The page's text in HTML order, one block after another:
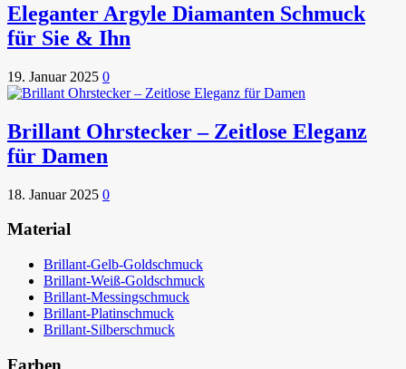
Eleganter Argyle Diamanten Schmuck
für Sie & Ihn
19. Januar 2025 0
Brillant Ohrstecker – Zeitlose Eleganz
für Damen
18. Januar 2025 0
Material
Brillant-Gelb-Goldschmuck
Brillant-Weiß-Goldschmuck
Brillant-Messingschmuck
Brillant-Platinschmuck
Brillant-Silberschmuck
Farben